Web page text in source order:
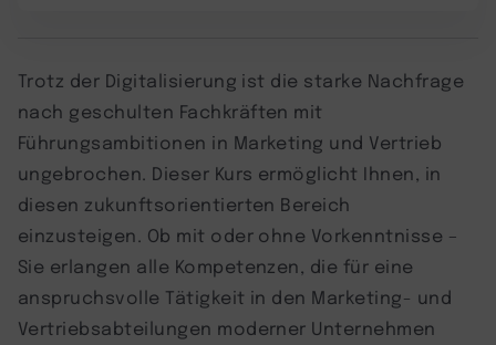
Trotz der Digitalisierung ist die starke Nachfrage
nach geschulten Fachkräften mit
Führungsambitionen in Marketing und Vertrieb
ungebrochen. Dieser Kurs ermöglicht Ihnen, in
diesen zukunftsorientierten Bereich
einzusteigen. Ob mit oder ohne Vorkenntnisse –
Sie erlangen alle Kompetenzen, die für eine
anspruchsvolle Tätigkeit in den Marketing- und
Vertriebsabteilungen moderner Unternehmen